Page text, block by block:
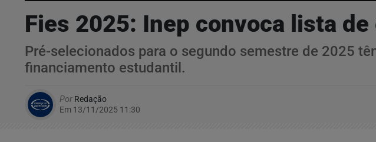
Fies 2025: Inep convoca lista
Pré-selecionados para o segundo semestre de 2025
financiamento estudantil.
Por Redação
Em 13/11/2025 11:30